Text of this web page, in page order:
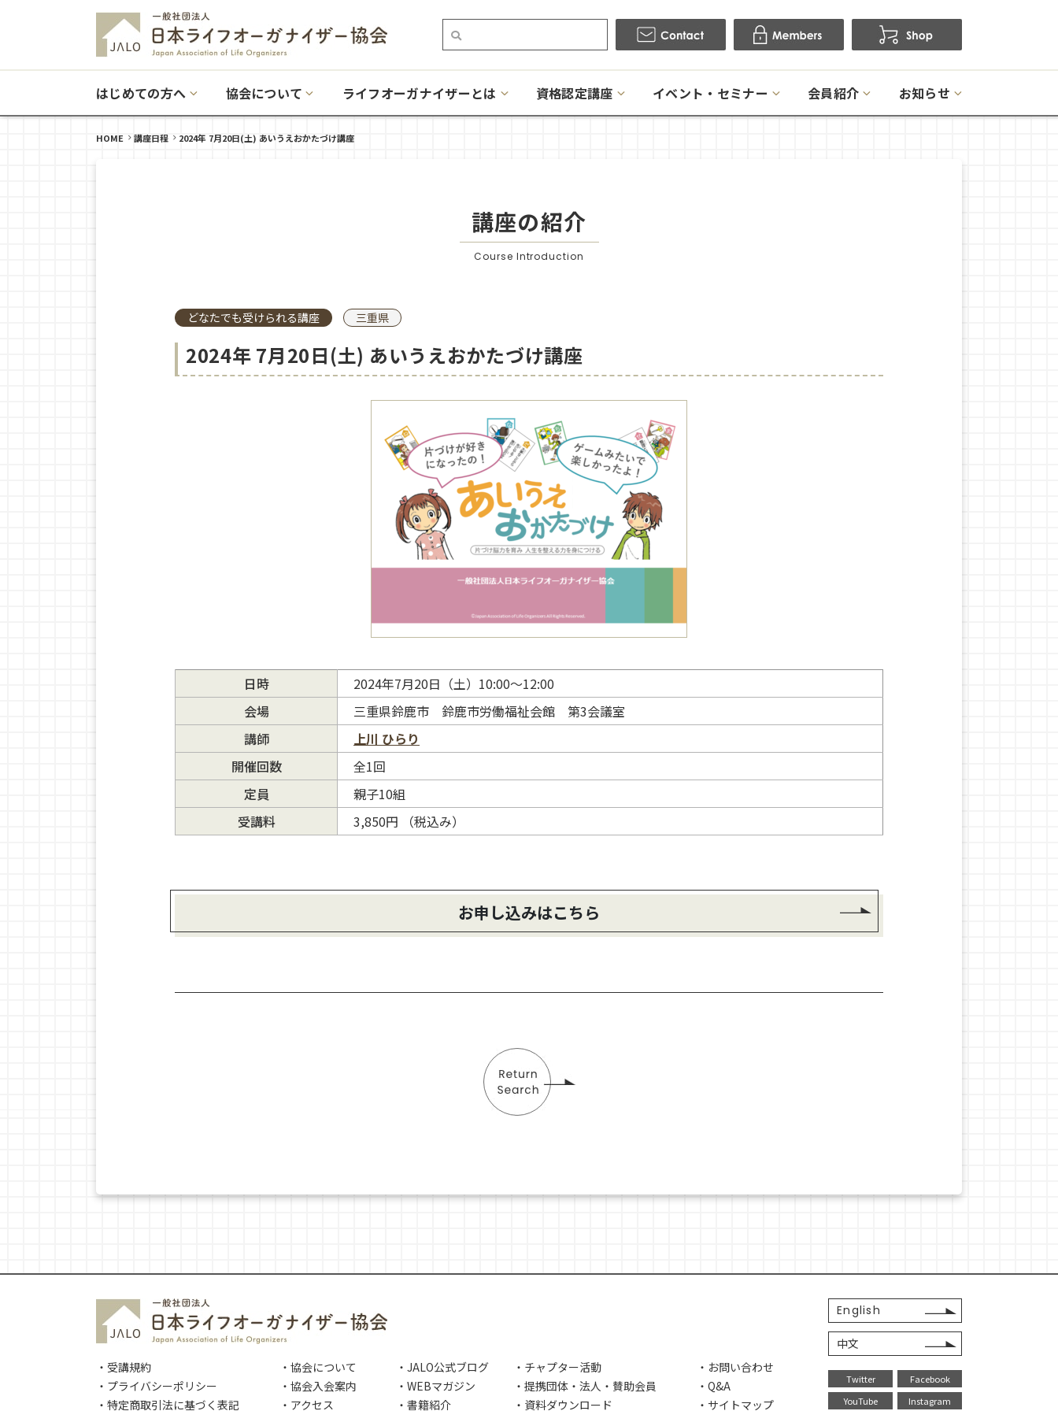
はじめての方へ 協会について ライフオーガナイザーとは 資格認定講座 イベント・セミナー 会員紹介 お知らせ
HOME 講座日程 2024年 7月20日(土) あいうえおかたづけ講座
講座の紹介
Course Introduction
どなたでも受けられる講座 三重県
2024年 7月20日(土) あいうえおかたづけ講座
日時
2024年7月20日（土）10:00～12:00
会場
三重県鈴鹿市 鈴鹿市労働福祉会館 第3会議室
講師
上川 ひらり
開催回数
全1回
定員
親子10組
受講料
3,850円 （税込み）
お申し込みはこちら
・受講規約 ・協会について ・JALO公式ブログ ・チャプター活動
・お問い合わせ
・プライバシーポリシー
・協会入会案内 ・WEBマガジン ・提携団体・法人・賛助会員
・Q&A
・特定商取引法に基づく表記
・アクセス ・書籍紹介 ・資料ダウンロード ・サイトマップ
English
中文
Twitter
Facebook
YouTube
Instagram